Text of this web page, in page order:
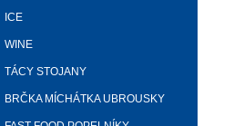
ICE
WINE
TÁCY STOJANY
BRČKA MÍCHÁTKA UBROUSKY